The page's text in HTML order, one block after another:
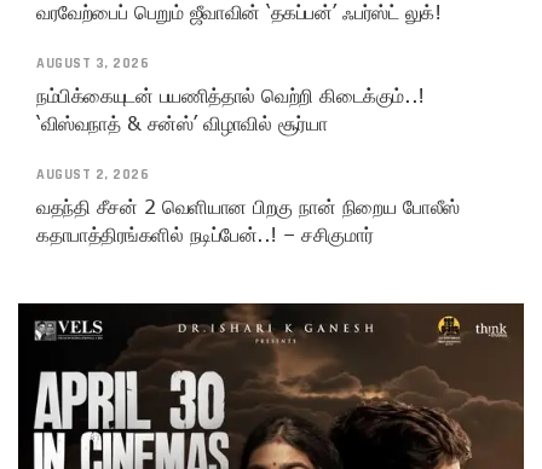
வரவேற்பைப் பெறும் ஜீவாவின் ‘தகப்பன்’ ஃபர்ஸ்ட் லுக்!
AUGUST 3, 2026
நம்பிக்கையுடன் பயணித்தால் வெற்றி கிடைக்கும்..!
‘விஸ்வநாத் & சன்ஸ்’ விழாவில் சூர்யா
AUGUST 2, 2026
வதந்தி சீசன் 2 வெளியான பிறகு நான் நிறைய போலீஸ்
கதாபாத்திரங்களில் நடிப்பேன்..! – சசிகுமார்